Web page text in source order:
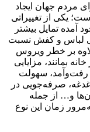
مردم جهان ایجاد
یکی از تغییراتی
آمده تمایل بیشتر
لباس و کفش نسبت
بر خطر ویروس
بمانند، مزایایی
رفت‌و‌آمد، سهولت
صرفه‌جویی در
و… از جمله
زمان این نوع